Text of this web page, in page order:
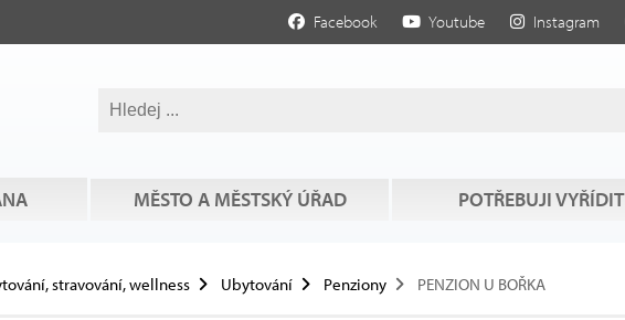
Facebook Youtube Instagram
MĚSTO A MĚSTSKÝ ÚŘAD POTŘEBUJI VYŘÍDIT
stravování, wellness Ubytování Penziony PENZION U BOŘKA